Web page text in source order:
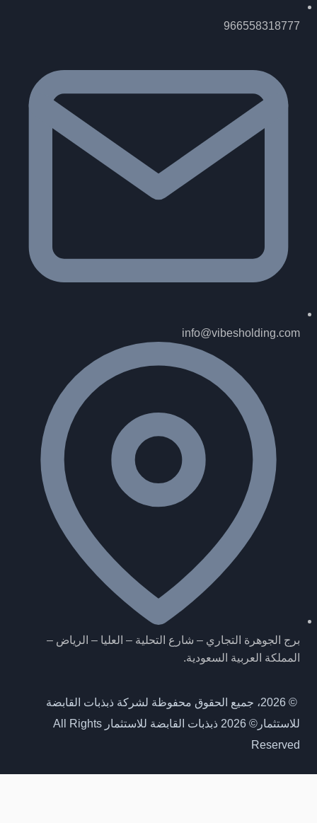
966558318777
info@vibesholding.com
برج الجوهرة التجاري – شارع التحلية – العليا – الرياض –
المملكة العربية السعودية.
© 2026، جميع الحقوق محفوظة لشركة ذبذبات القابضة
للاستثمار
© 2026 ذبذبات القابضة للاستثمار All Rights
Reserved